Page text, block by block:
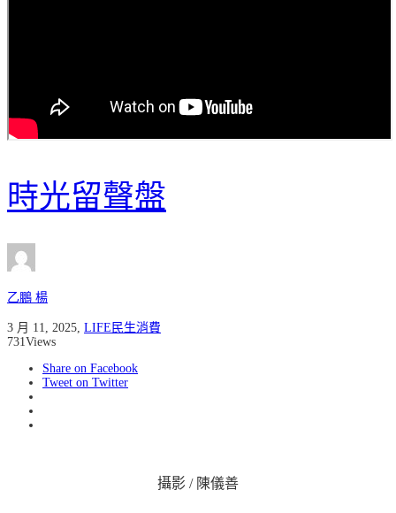
時光留聲盤
乙鵬 楊
3 月 11, 2025 LIFE民生消費
731 Views
Share on Facebook
Tweet on Twitter
攝影 / 陳儀善